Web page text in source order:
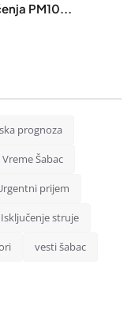
PM10...
prognoza
Vreme Šabac
prijem
Isključenje struje
vesti šabac